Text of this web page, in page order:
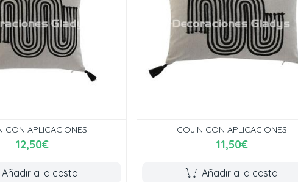
CON APLICACIONES
12,50€
Añadir a la cesta
COJIN CON APLICACIONES
11,50€
Añadir a la cesta